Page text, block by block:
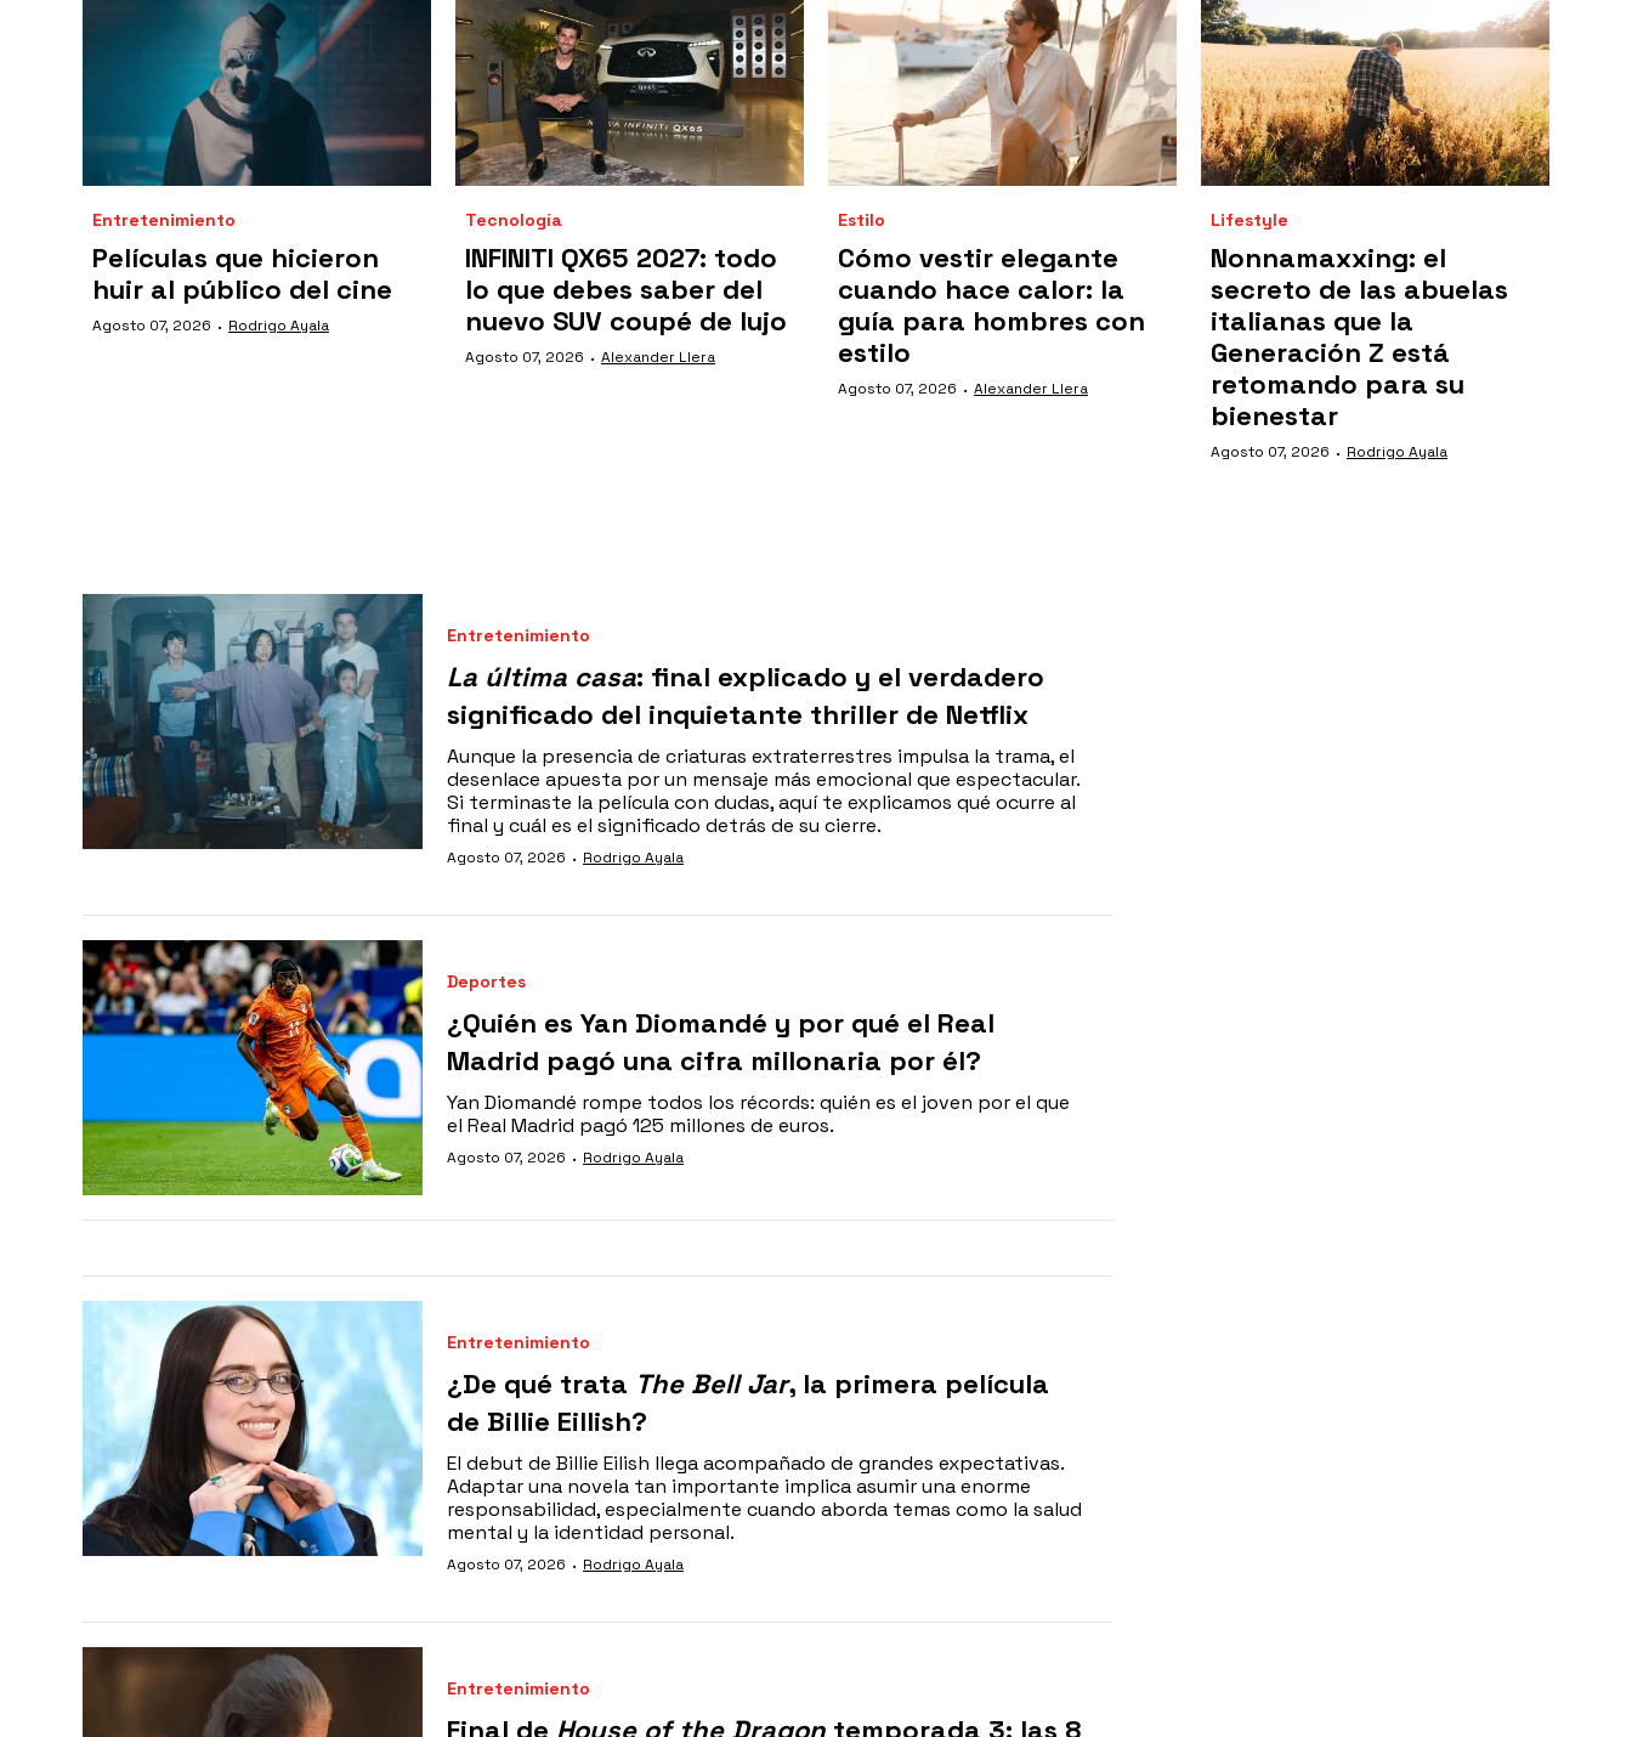
Entretenimiento
Películas que hicieron
huir al público del cine
Agosto 07, 2026 · Rodrigo Ayala
Tecnología
INFINITI QX65 2027: todo
lo que debes saber del
nuevo SUV coupé de lujo
Agosto 07, 2026 · Alexander Llera
Estilo
Cómo vestir elegante
cuando hace calor: la
guía para hombres con
estilo
Agosto 07, 2026 · Alexander Llera
Lifestyle
Nonnamaxxing: el
secreto de las abuelas
italianas que la
Generación Z está
retomando para su
bienestar
Agosto 07, 2026 · Rodrigo Ayala
Entretenimiento
La última casa: final explicado y el verdadero
significado del inquietante thriller de Netflix
Aunque la presencia de criaturas extraterrestres impulsa la trama, el
desenlace apuesta por un mensaje más emocional que espectacular.
Si terminaste la película con dudas, aquí te explicamos qué ocurre al
final y cuál es el significado detrás de su cierre.
Agosto 07, 2026 · Rodrigo Ayala
Deportes
¿Quién es Yan Diomandé y por qué el Real
Madrid pagó una cifra millonaria por él?
Yan Diomandé rompe todos los récords: quién es el joven por el que
el Real Madrid pagó 125 millones de euros.
Agosto 07, 2026 · Rodrigo Ayala
Entretenimiento
¿De qué trata The Bell Jar, la primera película
de Billie Eillish?
El debut de Billie Eilish llega acompañado de grandes expectativas.
Adaptar una novela tan importante implica asumir una enorme
responsabilidad, especialmente cuando aborda temas como la salud
mental y la identidad personal.
Agosto 07, 2026 · Rodrigo Ayala
Entretenimiento
Final de House of the Dragon temporada 3: las 8